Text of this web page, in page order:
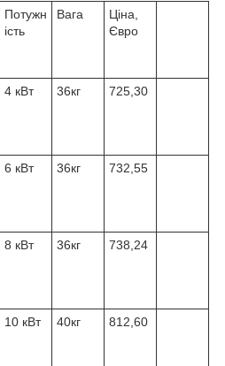
Потужн
ість
Вага
Ціна,
Євро
4 кВт 36кг 725,30
6 кВт 36кг 732,55
8 кВт 36кг 738,24
10 кВт 40кг 812,60